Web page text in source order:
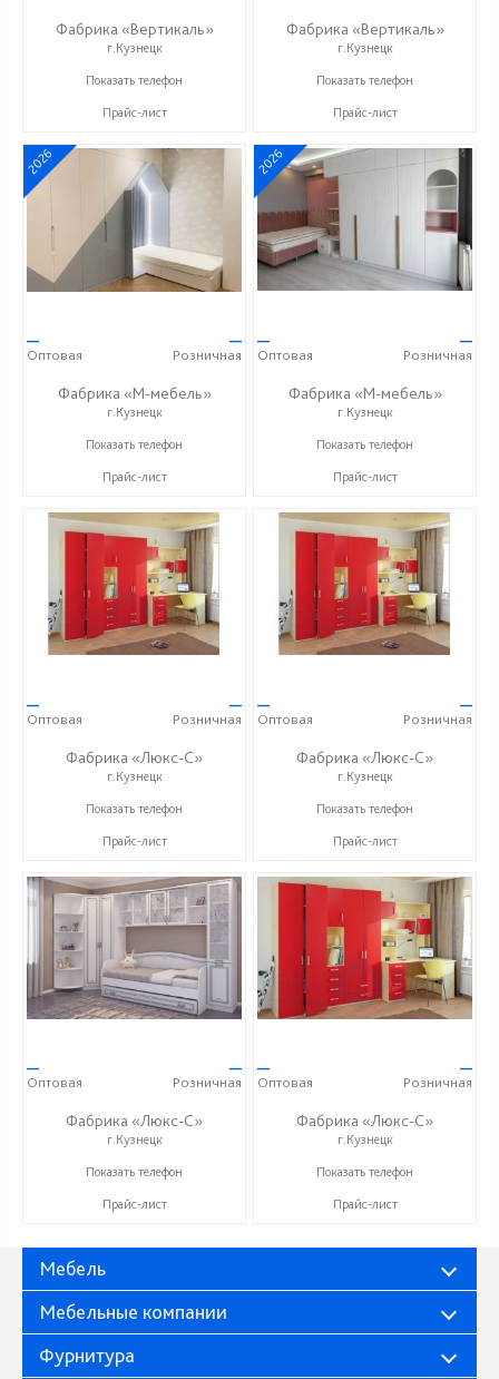
Фабрика «Вертикаль»
г.Кузнецк
+7 (927) 38-059-88
Показать телефон
Прайс-лист
Фабрика «Вертикаль»
г.Кузнецк
+7 (927) 38-059-88
Показать телефон
Прайс-лист
2026
—
Оптовая
—
Розничная
Фабрика «М-мебель»
г.Кузнецк
+7 (902) 349-19-19
Показать телефон
Прайс-лист
2026
—
Оптовая
—
Розничная
Фабрика «М-мебель»
г.Кузнецк
+7 (902) 349-19-19
Показать телефон
Прайс-лист
—
Оптовая
—
Розничная
Фабрика «Люкс-С»
г.Кузнецк
+ 7 (999) 748-11-11
Показать телефон
Прайс-лист
—
Оптовая
—
Розничная
Фабрика «Люкс-С»
г.Кузнецк
+ 7 (999) 748-11-11
Показать телефон
Прайс-лист
—
Оптовая
—
Розничная
Фабрика «Люкс-С»
г.Кузнецк
+ 7 (999) 748-11-11
Показать телефон
Прайс-лист
—
Оптовая
—
Розничная
Фабрика «Люкс-С»
г.Кузнецк
+ 7 (999) 748-11-11
Показать телефон
Прайс-лист
Мебель
Мебельные компании
Фурнитура